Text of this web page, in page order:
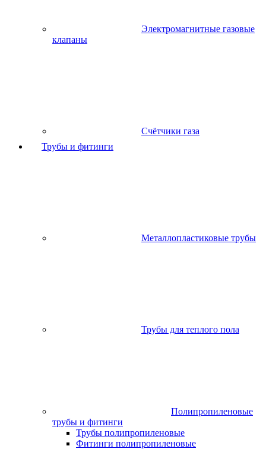
Электромагнитные газовые
клапаны
Счётчики газа
Трубы и фитинги
Металлопластиковые трубы
Трубы для теплого пола
Полипропиленовые
трубы и фитинги
Трубы полипропиленовые
Фитинги полипропиленовые